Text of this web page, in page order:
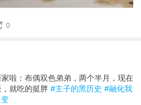
0
啦：布偶双色弟弟，两个半月，现在
就吃的挺胖 #主子的黑历史 #融化我